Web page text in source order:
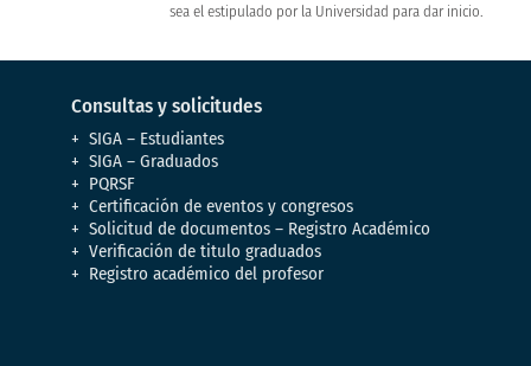
sea el estipulado por la Universidad para dar inicio.
Consultas y solicitudes
SIGA – Estudiantes
SIGA – Graduados
PQRSF
Certificación de eventos y congresos
Solicitud de documentos – Registro Académico
Verificación de titulo graduados
Registro académico del profesor